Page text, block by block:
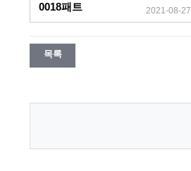
0018패트 2021-08-27
목록